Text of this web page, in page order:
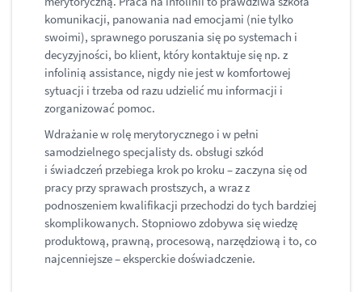
komunikacji, panowania nad emocjami (nie tylko
swoimi), sprawnego poruszania się po systemach i
decyzyjności, bo klient, który kontaktuje się np. z
infolinią assistance, nigdy nie jest w komfortowej
sytuacji i trzeba od razu udzielić mu informacji i
zorganizować pomoc.
Wdrażanie w rolę merytorycznego i w pełni
samodzielnego specjalisty ds. obsługi szkód
i świadczeń przebiega krok po kroku – zaczyna się od
pracy przy sprawach prostszych, a wraz z
podnoszeniem kwalifikacji przechodzi do tych bardziej
skomplikowanych. Stopniowo zdobywa się wiedzę
produktową, prawną, procesową, narzędziową i to, co
najcenniejsze – eksperckie doświadczenie.